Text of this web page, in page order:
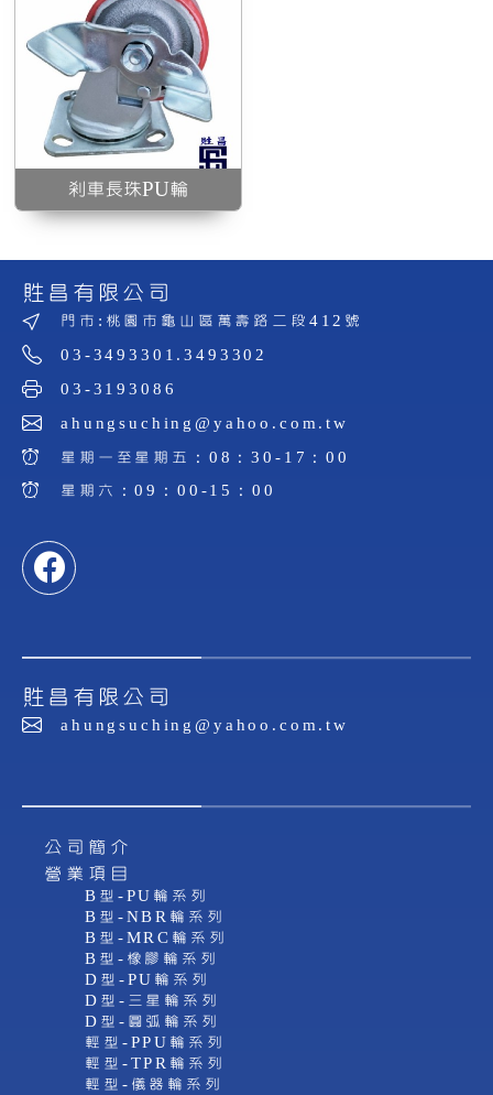
剎車長珠PU輪
貹昌有限公司
門市:桃園市龜山區萬壽路二段412號
03-3493301.3493302
03-3193086
ahungsuching@yahoo.com.tw
星期一至星期五：08：30-17：00
星期六：09：00-15：00
貹昌有限公司
ahungsuching@yahoo.com.tw
公司簡介
營業項目
B型-PU輪系列
B型-NBR輪系列
B型-MRC輪系列
B型-橡膠輪系列
D型-PU輪系列
D型-三星輪系列
D型-圓弧輪系列
輕型-PPU輪系列
輕型-TPR輪系列
輕型-儀器輪系列